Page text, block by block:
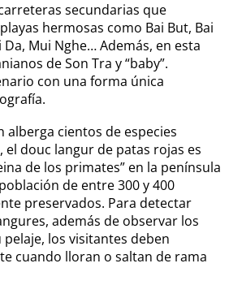
secundarias que
hermosas como Bai But, Bai
Da, Mui Nghe… Además, en esta
de Son Tra y “baby”.
con una forma única
alberga cientos de especies
el douc langur de patas rojas es
de los primates” en la península
de entre 300 y 400
preservados. Para detectar
además de observar los
los visitantes deben
cuando lloran o saltan de rama